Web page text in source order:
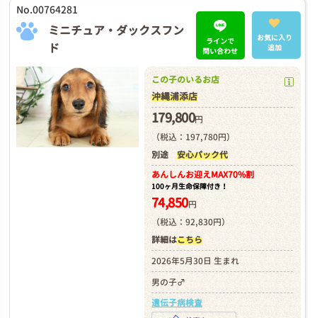
No.00764281
ミニチュア・ダックスフン
ド
ラインで
問い合わせ
お気に入り
追加
この子のいるお店
沖縄浦添店
179,800円
（税込：197,780円）
別途 安心パック代
あんしんお迎えMAX70%割
100ヶ月生命保障付き！
74,850円
（税込：92,830円）
詳細はこちら
2026年5月30日 生まれ
男の子♂
遺伝子病検査